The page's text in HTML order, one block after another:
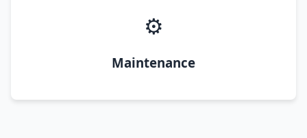
⚙️
Maintenance